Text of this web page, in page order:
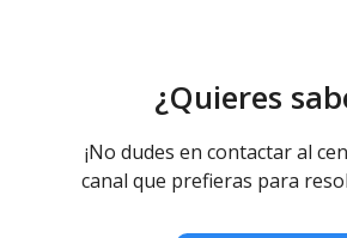
¿Quieres
¡No dudes en contactar al
canal que prefieras para